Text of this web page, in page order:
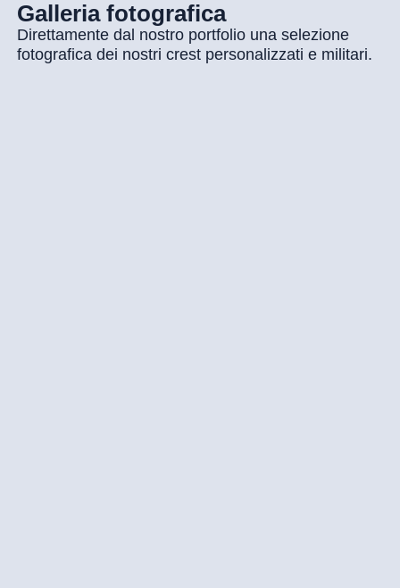
Galleria fotografica
Direttamente dal nostro portfolio una selezione
fotografica dei nostri crest personalizzati e militari.